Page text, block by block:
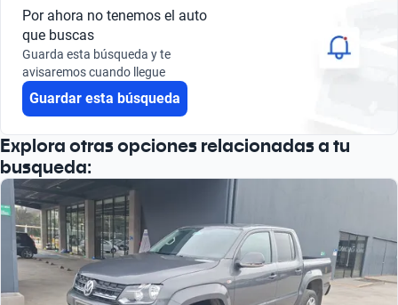
Busca por modelo
Busca por versión
Por ahora no tenemos el auto
que buscas
Guarda esta búsqueda y te
avisaremos cuando llegue
Guardar esta búsqueda
Explora otras opciones relacionadas a tu
busqueda: